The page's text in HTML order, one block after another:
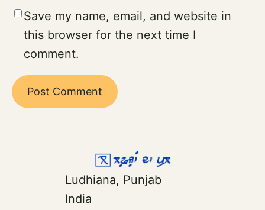
Save my name, email, and website in
this browser for the next time I
comment.
Ludhiana, Punjab
India